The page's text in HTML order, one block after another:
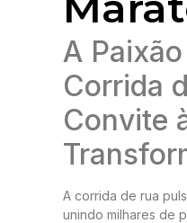
A
Corrida
Convite
A corrida de rua
unindo milhares de